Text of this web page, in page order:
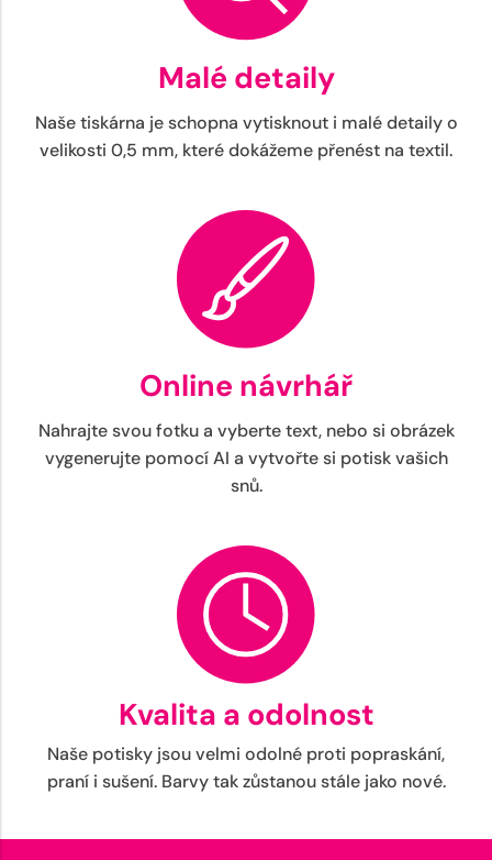
Malé detaily
Naše tiskárna je schopna vytisknout i malé detaily o
velikosti 0,5 mm, které dokážeme přenést na textil.
Online návrhář
Nahrajte svou fotku a vyberte text, nebo si obrázek
vygenerujte pomocí AI a vytvořte si potisk vašich
snů.
Kvalita a odolnost
Naše potisky jsou velmi odolné proti popraskání,
praní i sušení. Barvy tak zůstanou stále jako nové.